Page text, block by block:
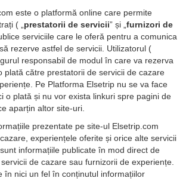
este o platformă online care permite
( „ prestatorii de servicii” și „ furnizori de
serviciile care le oferă pentru a comunica
rezerve astfel de servicii. Utilizatorul (
responsabil de modul în care va rezerva
plată către prestatorii de servicii de cazare
Pe Platforma Elsetrip nu se va face
o plată și nu vor exista linkuri spre pagini de
aparțin altor site-uri.
prezentate pe site-ul Elsetrip.com
experiențele oferite și orice alte servicii
informațiile publicate în mod direct de
de cazare sau furnizorii de experiențe.
în nici un fel în conținutul informațiilor